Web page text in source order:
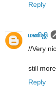
Reply
மணிஜி
//Very
still
Reply